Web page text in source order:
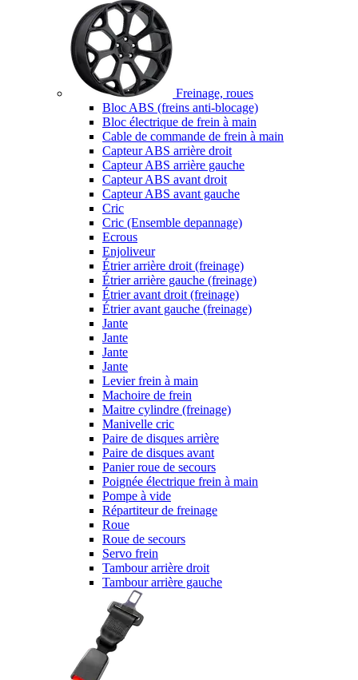
Freinage, roues
Bloc ABS (freins anti-blocage)
Bloc électrique de frein à main
Cable de commande de frein à main
Capteur ABS arrière droit
Capteur ABS arrière gauche
Capteur ABS avant droit
Capteur ABS avant gauche
Cric
Cric (Ensemble depannage)
Ecrous
Enjoliveur
Étrier arrière droit (freinage)
Étrier arrière gauche (freinage)
Étrier avant droit (freinage)
Étrier avant gauche (freinage)
Jante
Jante
Jante
Jante
Levier frein à main
Machoire de frein
Maitre cylindre (freinage)
Manivelle cric
Paire de disques arrière
Paire de disques avant
Panier roue de secours
Poignée électrique frein à main
Pompe à vide
Répartiteur de freinage
Roue
Roue de secours
Servo frein
Tambour arrière droit
Tambour arrière gauche